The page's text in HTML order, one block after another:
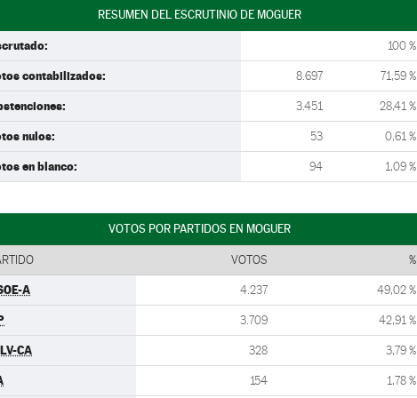
RESUMEN DEL ESCRUTINIO DE MOGUER
100 %
contabilizados: 8.697 71,59 %
3.451 28,41 %
nulos: 53 0,61 %
en blanco: 94 1,09 %
VOTOS POR PARTIDOS EN MOGUER
VOTOS %
A 4.237 49,02 %
3.709 42,91 %
CA 328 3,79 %
154 1,78 %